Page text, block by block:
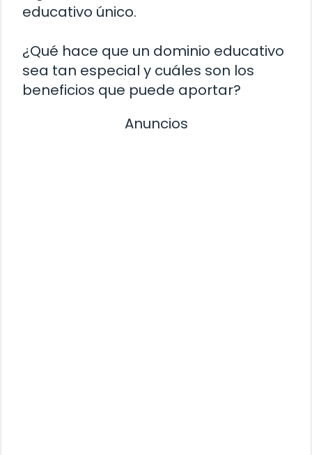
educativo único.
¿Qué hace que un dominio educativo
sea tan especial y cuáles son los
beneficios que puede aportar?
Anuncios